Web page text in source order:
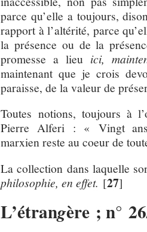
parce qu’elle a toujours,
rapport à l’altérité, parce
la présence ou de la
promesse a lieu ici,
maintenant que je crois
paraisse, de la valeur de
Toutes notions, toujours à
Pierre Alferi : « Vingt ans
marxien reste au coeur de
La collection dans laquelle
philosophie, en effet. [27]
L’étrangère ; n°